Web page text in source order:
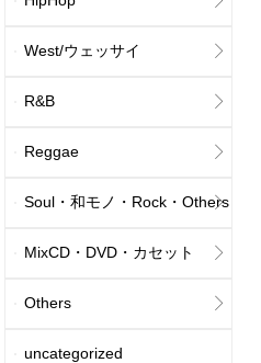
West/ウェッサイ
R&B
Reggae
Soul・和モノ・Rock・Others
MixCD・DVD・カセット
Others
uncategorized